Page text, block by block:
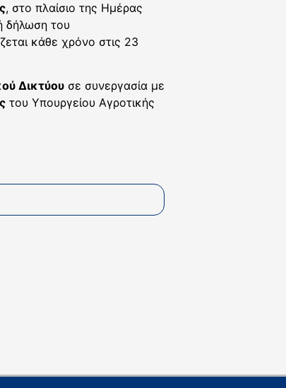
, στο πλαίσιο της Ημέρας
δήλωση του
κάθε χρόνο στις 23
Δικτύου σε συνεργασία με
του Υπουργείου Αγροτικής